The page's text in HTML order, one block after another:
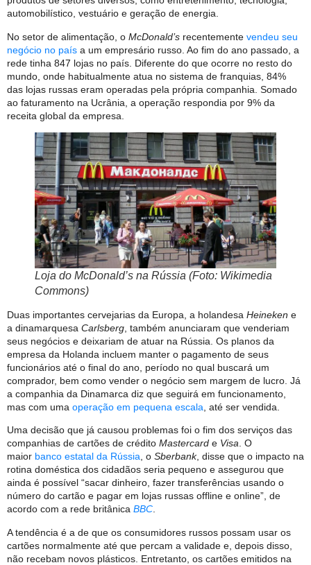
automobilístico, vestuário e geração de energia.
No setor de alimentação, o McDonald’s recentemente vendeu seu
negócio no país a um empresário russo. Ao fim do ano passado, a
rede tinha 847 lojas no país. Diferente do que ocorre no resto do
mundo, onde habitualmente atua no sistema de franquias, 84%
das lojas russas eram operadas pela própria companhia. Somado
ao faturamento na Ucrânia, a operação respondia por 9% da
receita global da empresa.
Loja do McDonald’s na Rússia (Foto: Wikimedia
Commons)
Duas importantes cervejarias da Europa, a holandesa Heineken e
a dinamarquesa Carlsberg , também anunciaram que venderiam
seus negócios e deixariam de atuar na Rússia. Os planos da
empresa da Holanda incluem manter o pagamento de seus
funcionários até o final do ano, período no qual buscará um
comprador, bem como vender o negócio sem margem de lucro. Já
a companhia da Dinamarca diz que seguirá em funcionamento,
mas com uma operação em pequena escala , até ser vendida.
Uma decisão que já causou problemas foi o fim dos serviços das
companhias de cartões de crédito Mastercard e Visa. O
maior banco estatal da Rússia, o Sberbank, disse que o impacto na
rotina doméstica dos cidadãos seria pequeno e assegurou que
ainda é possível “sacar dinheiro, fazer transferências usando o
número do cartão e pagar em lojas russas offline e online”, de
acordo com a rede britânica BBC.
A tendência é a de que os consumidores russos possam usar os
cartões normalmente até que percam a validade e, depois disso,
não recebam novos plásticos. Entretanto, os cartões emitidos na